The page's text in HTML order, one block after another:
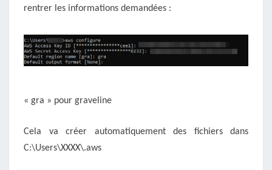
rentrer les informations demandées :
« gra » pour graveline
Cela va créer automatiquement des fichiers dans
C:\Users\XXXX\.aws